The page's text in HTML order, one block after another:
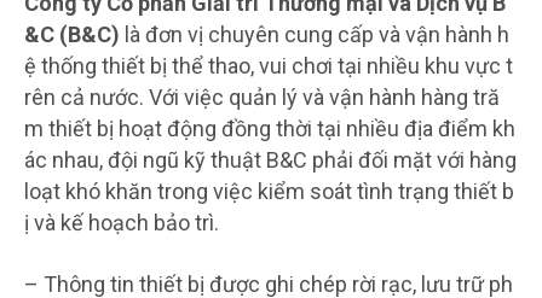
&C (B&C) là đơn vị chuyên cung cấp và vận hành h
ệ thống thiết bị thể thao, vui chơi tại nhiều khu vực t
rên cả nước. Với việc quản lý và vận hành hàng tră
m thiết bị hoạt động đồng thời tại nhiều địa điểm kh
ác nhau, đội ngũ kỹ thuật B&C phải đối mặt với hàng
loạt khó khăn trong việc kiểm soát tình trạng thiết b
ị và kế hoạch bảo trì.
– Thông tin thiết bị được ghi chép rời rạc, lưu trữ ph